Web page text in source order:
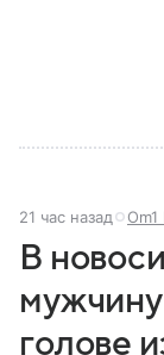
21 час назад
В
голове